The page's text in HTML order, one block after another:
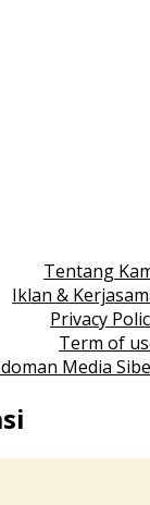
Tentang
Iklan &
Privacy
Term of
Media